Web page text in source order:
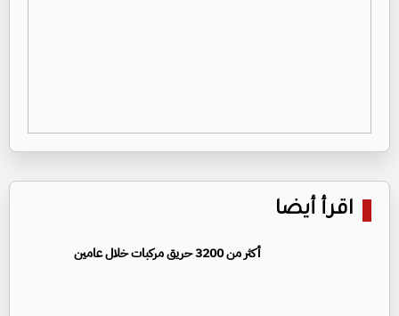
اقرأ أيضا
أكثر من 3200 حريق مركبات خلال عامين